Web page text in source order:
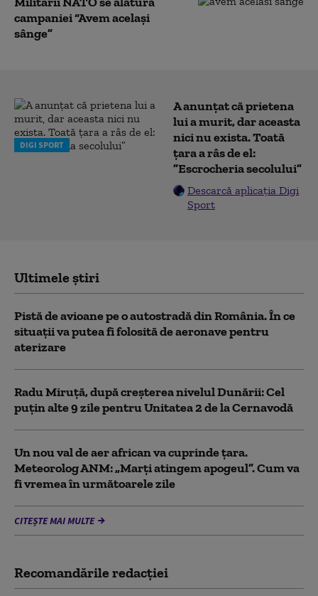
campaniei “Avem același
sânge”
DIGI SPORT
A anunțat că prietena
lui a murit, dar aceasta
nici nu exista. Toată
țara a râs de el:
”Escrocheria secolului”
Descarcă aplicația Digi
Sport
Ultimele știri
Pistă de avioane pe o autostradă din România. În ce
situații va putea fi folosită de aeronave pentru
aterizare
Radu Miruță, după creșterea nivelul Dunării: Cel
puțin alte 9 zile pentru Unitatea 2 de la Cernavodă
Un nou val de aer african va cuprinde țara.
Meteorolog ANM: „Marți atingem apogeul”. Cum va
fi vremea în următoarele zile
CITEȘTE MAI MULTE
Recomandările redacţiei